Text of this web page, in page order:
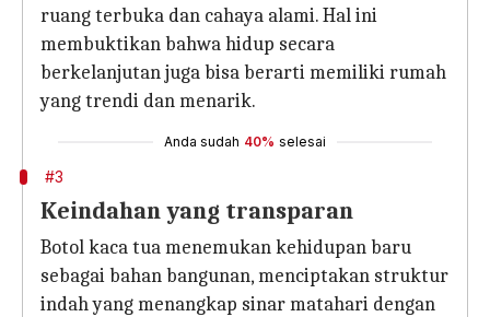
ruang terbuka dan cahaya alami. Hal ini
membuktikan bahwa hidup secara
berkelanjutan juga bisa berarti memiliki rumah
yang trendi dan menarik.
Anda sudah 40% selesai
#3
Keindahan yang transparan
Botol kaca tua menemukan kehidupan baru
sebagai bahan bangunan, menciptakan struktur
indah yang menangkap sinar matahari dengan